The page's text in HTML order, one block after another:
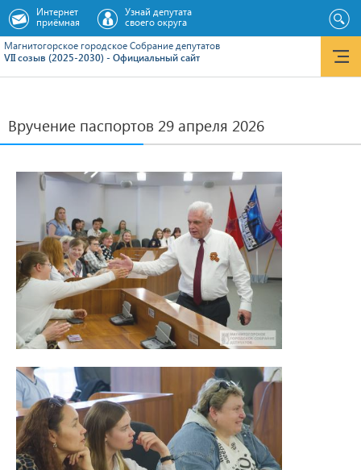
Магнитогорское городское Cобрание депутатов
VII созыв (2025-2030) - Официальный сайт
Интернет
приёмная
Узнай депутата
своего округа
Вручение паспортов 29 апреля 2026